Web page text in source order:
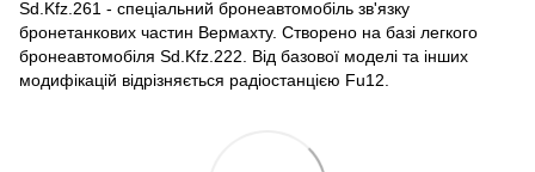
Sd.Kfz.261 - спеціальний бронеавтомобіль зв'язку
бронетанкових частин Вермахту. Створено на базі легкого
бронеавтомобіля Sd.Kfz.222. Від базової моделі та інших
модифікацій відрізняється радіостанцією Fu12.